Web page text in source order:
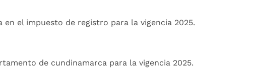
el impuesto de registro para la vigencia 2025.
de cundinamarca para la vigencia 2025.